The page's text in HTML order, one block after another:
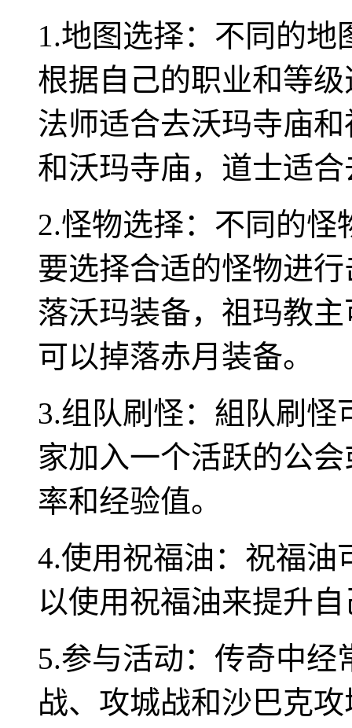
1.地图选择：不同的
根据自己的职业和等
法师适合去沃玛寺庙
和沃玛寺庙，道士适
2.怪物选择：不同的
要选择合适的怪物进
落沃玛装备，祖玛教
可以掉落赤月装备。
3.组队刷怪：組队刷
家加入一个活跃的公
率和经验值。
4.使用祝福油：祝福油
以使用祝福油来提升
5.参与活动：传奇中
战、攻城战和沙巴克